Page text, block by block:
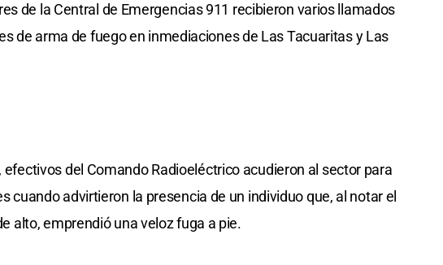
de la Central de Emergencias 911 recibieron varios llamados
de arma de fuego en inmediaciones de Las Tacuaritas y Las
del Comando Radioeléctrico acudieron al sector para
cuando advirtieron la presencia de un individuo que, al notar el
alto, emprendió una veloz fuga a pie.